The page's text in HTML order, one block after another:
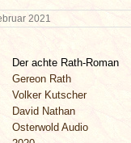
2021
Der achte Rath-Roman
Gereon Rath
Volker Kutscher
David Nathan
Osterwold Audio